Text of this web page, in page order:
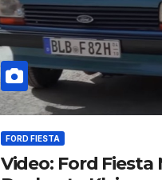
FORD FIESTA
Video: Ford Fiesta